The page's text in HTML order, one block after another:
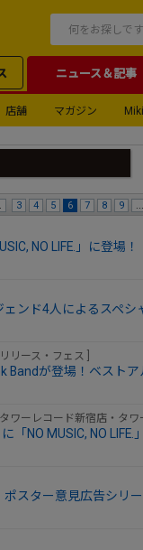
ニュース＆記事
店舗 マガジン
3 4 5 6 7 8 9 ...
NO LIFE.」に登場！
ェンド4人によるスペ
ース・フェス ]
Bandが登場！ベスト
ワーレコード新宿店・タワ
「NO MUSIC, NO
ポスター意見広告シリ